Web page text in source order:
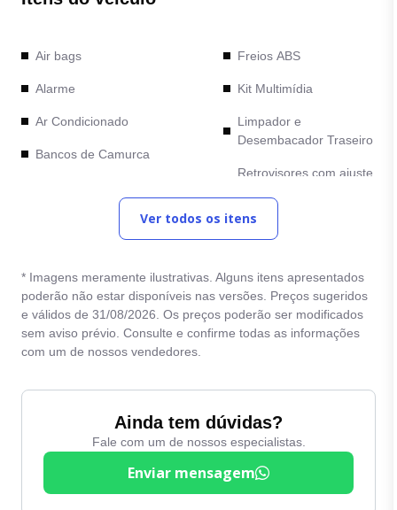
Air bags
Alarme
Ar Condicionado
Bancos de Camurca
Computador de Bordo
Direção Eletrica
Entrada Auxiliar
Espelhos Eletricos
Farol de Milha / Neblina
Freios ABS
Kit Multimídia
Limpador e
Desembacador Traseiro
Retrovisores com ajuste
Rodas de Liga Leve
estacionamento
Trava Eletrica
Vidro Eletrico
de altura
Volante Multifuncional
Ver todos os itens
* Imagens meramente ilustrativas. Alguns itens apresentados
poderão não estar disponíveis nas versões. Preços sugeridos
e válidos de 31/08/2026. Os preços poderão ser modificados
sem aviso prévio. Consulte e confirme todas as informações
com um de nossos vendedores.
Ainda tem dúvidas?
Fale com um de nossos especialistas.
Enviar mensagem